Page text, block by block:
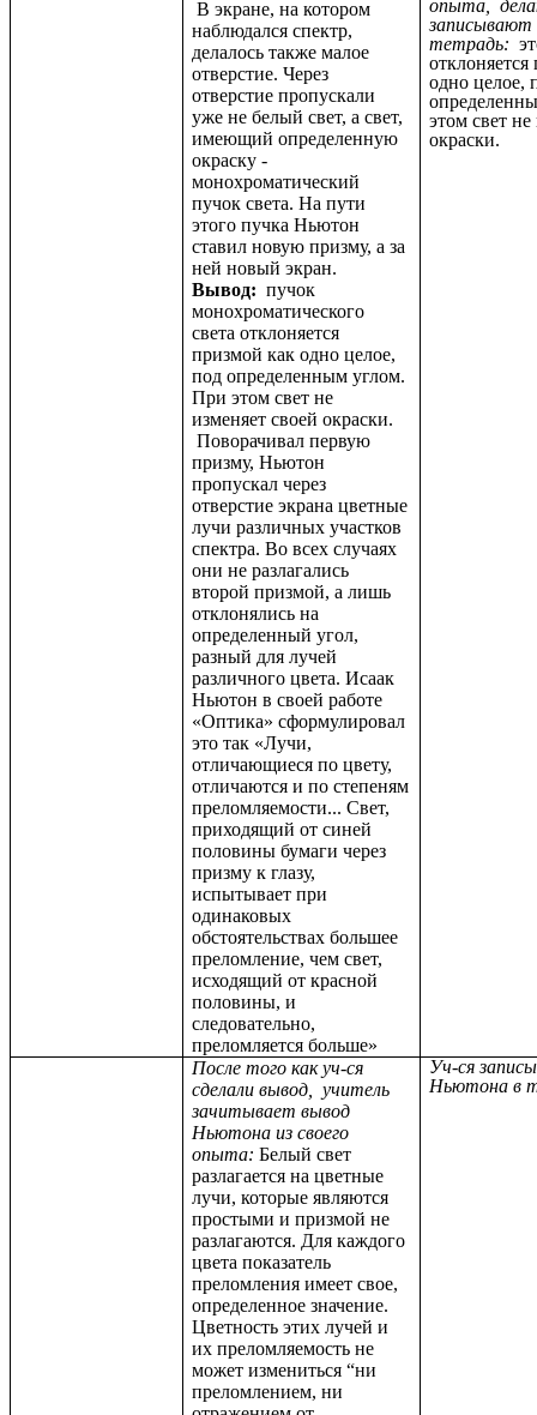
В экране, на котором
наблюдался спектр,
делалось также малое
отверстие. Через
отверстие пропускали
уже не белый свет, а свет,
имеющий определенную
окраску -
монохроматический
пучок света. На пути
этого пучка Ньютон
ставил новую призму, а за
ней новый экран.
Вывод: пучок
монохроматического
света отклоняется
призмой как одно целое,
под определенным углом.
При этом свет не
изменяет своей окраски.
Поворачивал первую
призму, Ньютон
пропускал через
отверстие экрана цветные
лучи различных участков
спектра. Во всех случаях
они не разлагались
второй призмой, а лишь
отклонялись на
определенный угол,
разный для лучей
различного цвета.Исаак
Ньютон в своей работе
«Оптика» сформулировал
это так «Лучи,
отличающиеся по цвету,
отличаются и по степеням
преломляемости... Свет,
приходящий от синей
половины бумаги через
призму к глазу,
испытывает при
одинаковых
обстоятельствах большее
преломление, чем свет,
исходящий от красной
половины, и
следовательно,
преломляется больше»
опыта,
записывают
тетрадь:
одно целое,
этом свет
окраски.
После того как уч-ся
сделали вывод, учитель
зачитывает вывод
Ньютона из своего
опыта:Белый свет
разлагается на цветные
лучи, которые являются
простыми и призмой не
разлагаются. Для каждого
цвета показатель
преломления имеет свое,
определенное значение.
Цветность этих лучей и
их преломляемость не
может измениться “ни
преломлением, ни
Уч-ся
Ньютона в